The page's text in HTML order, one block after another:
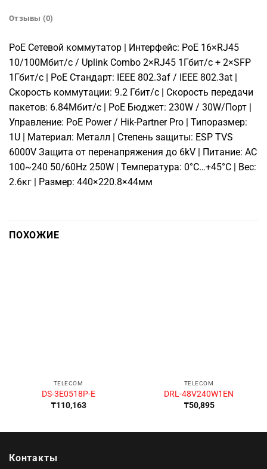
Отзывы (0)
PoE Сетевой коммутатор | Интерфейс: PoE 16×RJ45
10/100Мбит/с / Uplink Combo 2×RJ45 1Гбит/с + 2×SFP
1Гбит/с | PoE Стандарт: IEEE 802.3af / IEEE 802.3at |
Скорость коммутации: 9.2 Гбит/с | Скорость передачи
пакетов: 6.84Мбит/с | PoE Бюджет: 230W / 30W/Порт |
Управление: PoE Power / Hik-Partner Pro | Типоразмер:
1U | Материал: Металл | Степень защиты: ESP TVS
6000V Защита от перенапряжения до 6kV | Питание: AC
100~240 50/60Hz 250W | Температура: 0°C…+45°C | Вес:
2.6кг | Размер: 440×220.8×44мм
ПОХОЖИЕ
TELECOM
DS-3E0518P-E
₸110,163
TELECOM
DRL-48V240W1EN
₸50,895
Контакты